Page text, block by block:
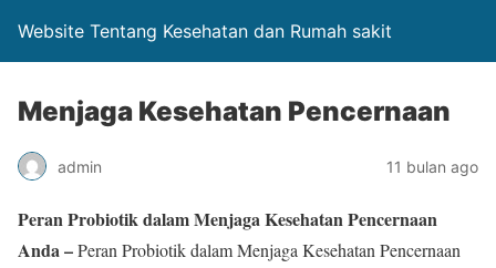
Website Tentang Kesehatan dan Rumah sakit
Menjaga Kesehatan Pencernaan
admin 11 bulan ago
Peran Probiotik dalam Menjaga Kesehatan Pencernaan
Anda –Peran Probiotik dalam Menjaga Kesehatan Pencernaan